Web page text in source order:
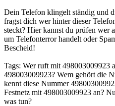
Dein Telefon klingelt ständig und
fragst dich wer hinter dieser
steckt? Hier kannst du prüfen wer
um Telefonterror handelt oder
Bescheid!
Tags: Wer ruft mit 498003009923
498003009923? Wem gehört die
kennt diese Nummer
Festnetz mit 498003009923 an?
was tun?